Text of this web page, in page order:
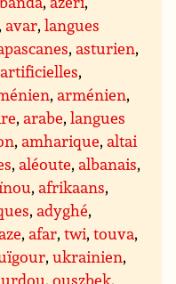
,avar,langues
,asturien,
,
,arménien,
,arabe,langues
,amharique,altai
,aléoute,albanais,
,afrikaans,
,adyghé,
,afar,twi,touva,
,ukrainien,
,ouszbek,